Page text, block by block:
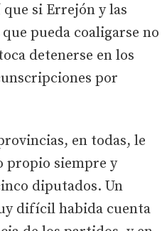
si Errejón y las
pueda coaligarse no
detenerse en los
por
en todas, le
siempre y
diputados. Un
difícil habida cuenta